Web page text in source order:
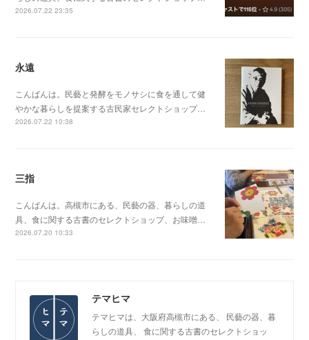
2026.07.22 23:35
永遠
こんばんは。民藝と発酵をモノサシに食を通して健
やかな暮らしを提案する古民家セレクトショップ…
2026.07.22 10:38
三指
こんばんは。高槻市にある、民藝の器、暮らしの道
具、食に関する古書のセレクトショップ、お味噌…
2026.07.20 10:33
テマヒマ
テマヒマは、大阪府高槻市にある、 民藝の器、暮
らしの道具、 食に関する古書のセレクトショッ